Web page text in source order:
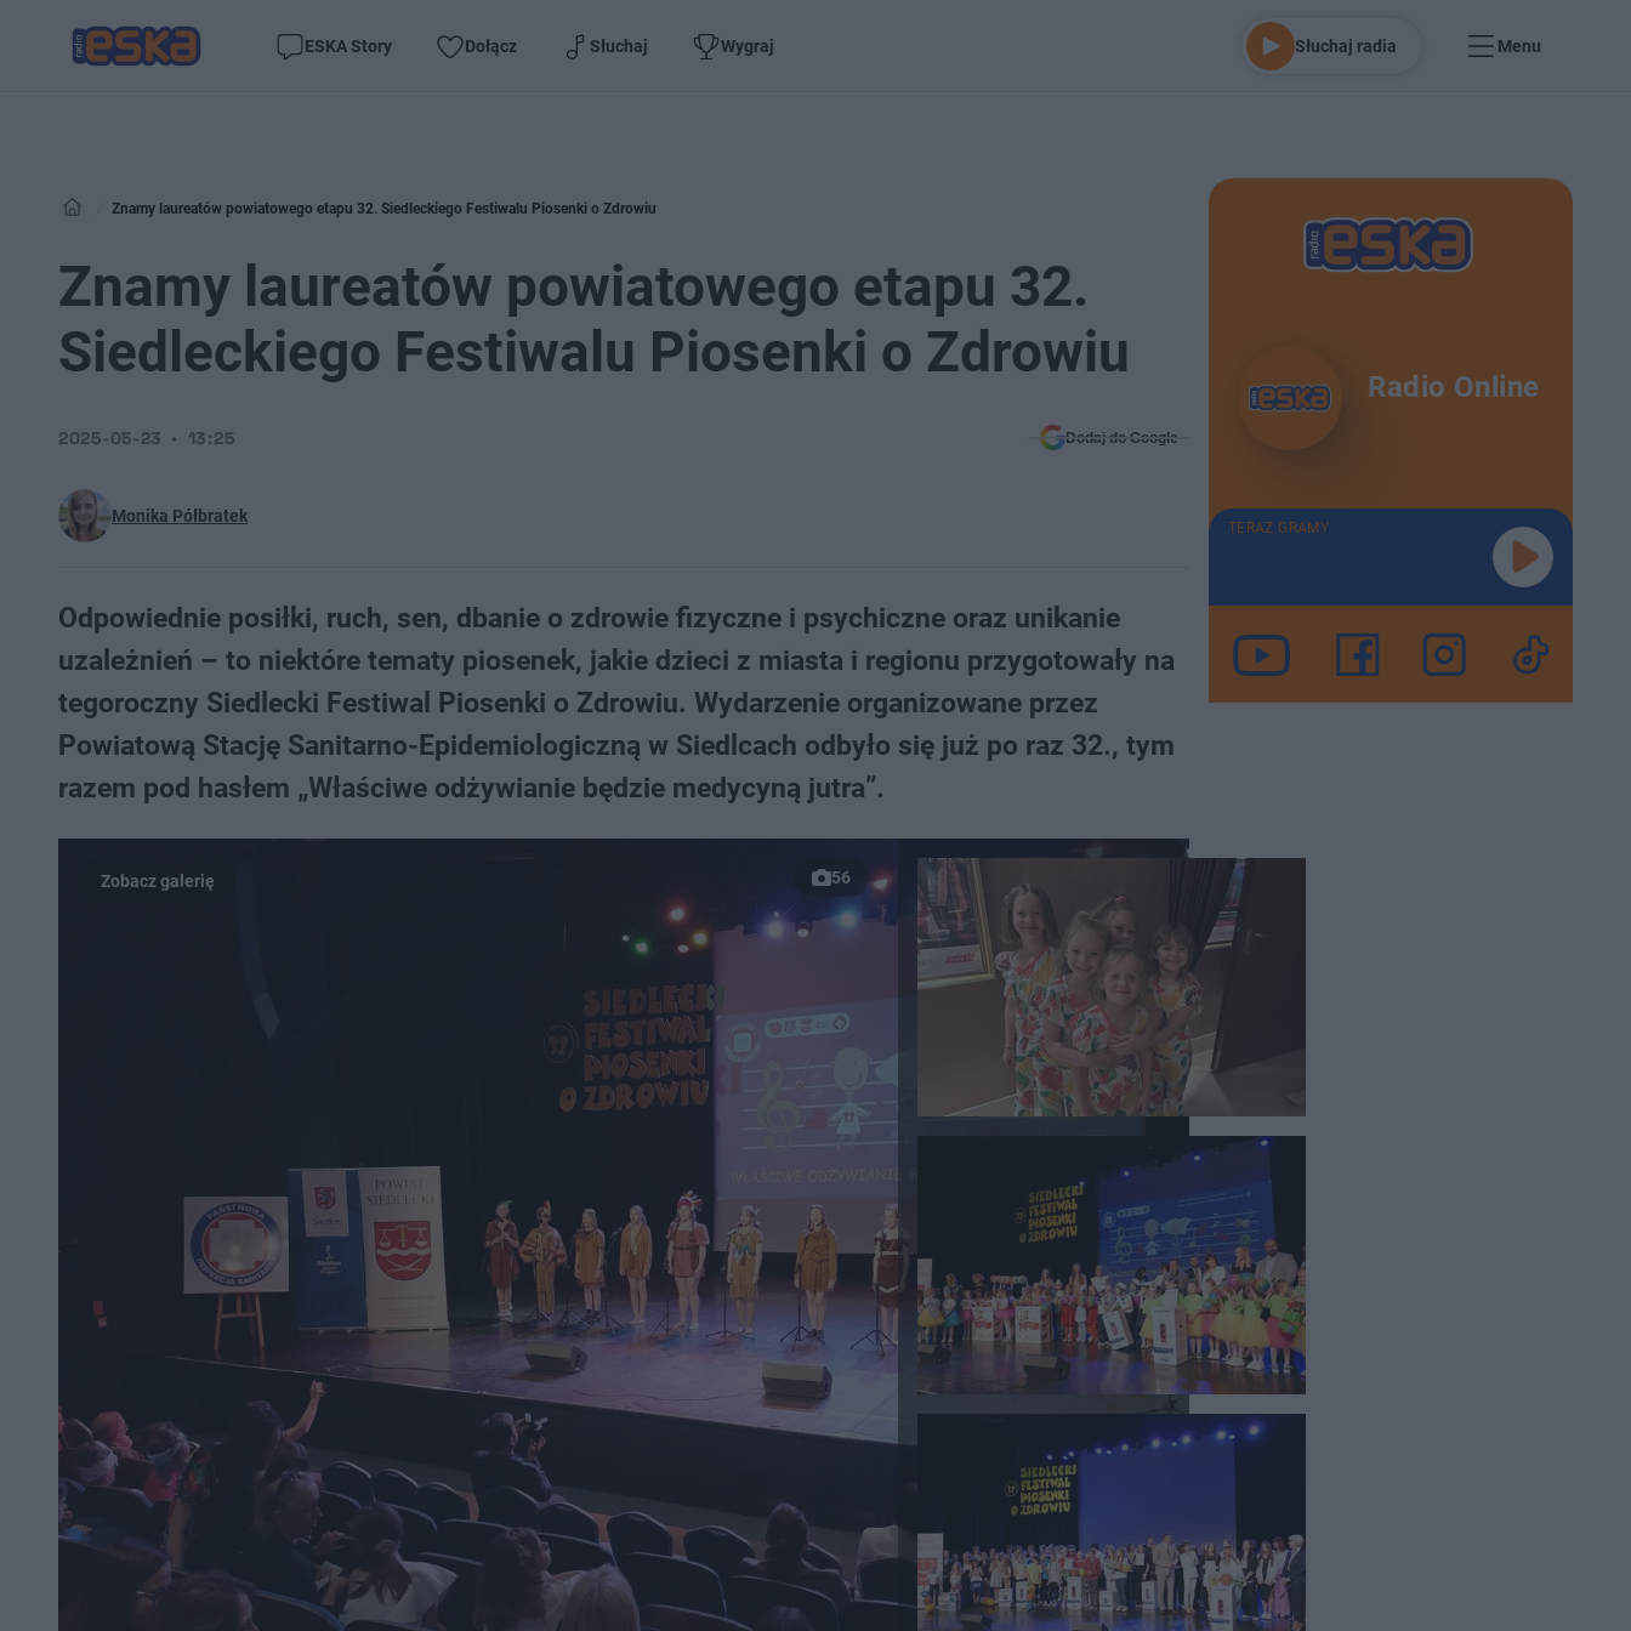
ESKA Story Dołącz Słuchaj Wygraj Słuchaj radia Menu
Znamy laureatów powiatowego etapu 32. Siedleckiego Festiwalu Piosenki o Zdrowiu
Znamy laureatów powiatowego etapu 32.
Siedleckiego Festiwalu Piosenki o Zdrowiu
Monika Półbratek
2025-05-23 13:25 Dodaj do Google
Odpowiednie posiłki, ruch, sen, dbanie o zdrowie fizyczne i psychiczne oraz unikanie
uzależnień – to niektóre tematy piosenek, jakie dzieci z miasta i regionu przygotowały na
tegoroczny Siedlecki Festiwal Piosenki o Zdrowiu. Wydarzenie organizowane przez
Powiatową Stację Sanitarno-Epidemiologiczną w Siedlcach odbyło się już po raz 32., tym
razem pod hasłem „Właściwe odżywianie będzie medycyną jutra”.
56
Radio Online
TERAZ GRAMY